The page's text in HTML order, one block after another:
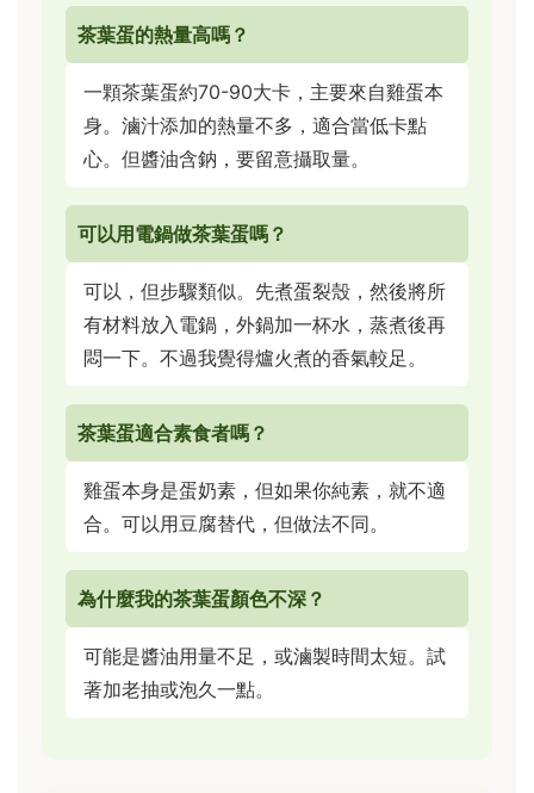
茶葉蛋的熱量高嗎？
一顆茶葉蛋約70-90大卡，主要來自雞蛋本
身。滷汁添加的熱量不多，適合當低卡點
心。但醬油含鈉，要留意攝取量。
可以用電鍋做茶葉蛋嗎？
可以，但步驟類似。先煮蛋裂殼，然後將所
有材料放入電鍋，外鍋加一杯水，蒸煮後再
悶一下。不過我覺得爐火煮的香氣較足。
茶葉蛋適合素食者嗎？
雞蛋本身是蛋奶素，但如果你純素，就不適
合。可以用豆腐替代，但做法不同。
為什麼我的茶葉蛋顏色不深？
可能是醬油用量不足，或滷製時間太短。試
著加老抽或泡久一點。